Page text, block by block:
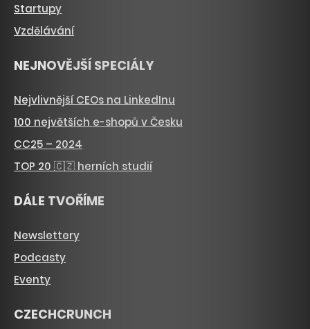
Startupy
Vzdělávání
NEJNOVĚJŠÍ SPECIÁLY
Nejvlivnější CEOs na LinkedInu
100 největších e-shopů v Česku
CC25 – 2024
TOP 20 🇨🇿 herních studií
DÁLE TVOŘÍME
Newslettery
Podcasty
Eventy
CZECHCRUNCH